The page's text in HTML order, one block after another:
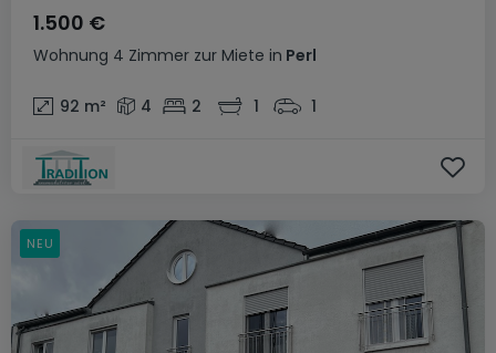
Wohnung 4 Zimmer zur Miete in Perl
1.500 €
92 m² 4 2 1 1
NEU